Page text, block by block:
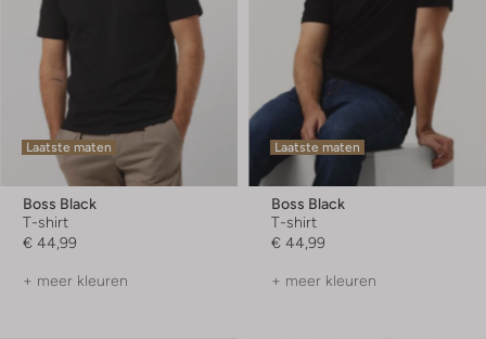
Laatste maten
Boss Black
T-shirt
€ 44,99
+ meer kleuren
Laatste maten
Boss Black
T-shirt
€ 44,99
+ meer kleuren